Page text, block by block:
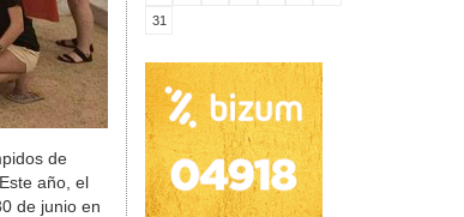
de
año, el
de junio en
31